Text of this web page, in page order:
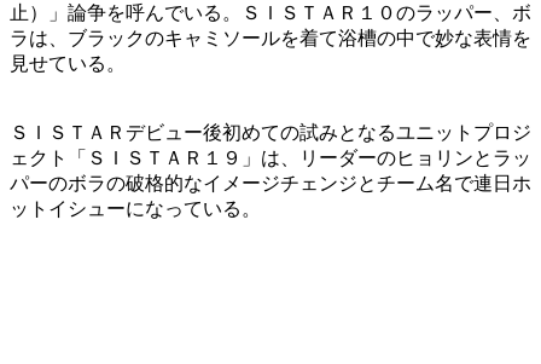
止）」論争を呼んでいる。ＳＩＳＴＡＲ１０のラッパー、ボ
ラは、ブラックのキャミソールを着て浴槽の中で妙な表情を
見せている。
ＳＩＳＴＡＲデビュー後初めての試みとなるユニットプロジ
ェクト「ＳＩＳＴＡＲ１９」は、リーダーのヒョリンとラッ
パーのボラの破格的なイメージチェンジとチーム名で連日ホ
ットイシューになっている。